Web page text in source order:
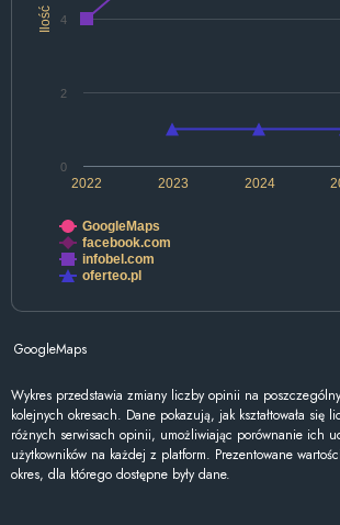
Ilość
2022 2024
2023
0
2
4
GoogleMaps
facebook.com
infobel.com
oferteo.pl
GoogleMaps
Wykres przedstawia zmiany liczby opinii na
kolejnych okresach. Dane pokazują, jak kształtowała się
różnych serwisach opinii, umożliwiając porównanie ich
użytkowników na każdej z platform. Prezentowane
okres, dla którego dostępne były dane.